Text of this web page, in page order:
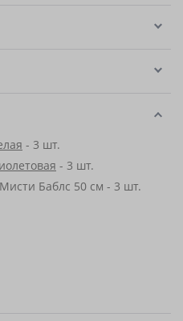
- 3 шт.
- 3 шт.
Баблс 50 см - 3 шт.